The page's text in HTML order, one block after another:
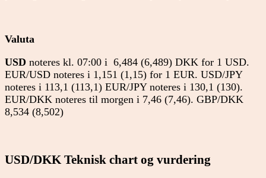
Valuta
USD noteres kl. 07:00 i 6,484 (6,489) DKK for 1 USD.
EUR/USD noteres i 1,151 (1,15) for 1 EUR. USD/JPY
noteres i 113,1 (113,1) EUR/JPY noteres i 130,1 (130).
EUR/DKK noteres til morgen i 7,46 (7,46). GBP/DKK
8,534 (8,502)
USD/DKK Teknisk chart og vurdering